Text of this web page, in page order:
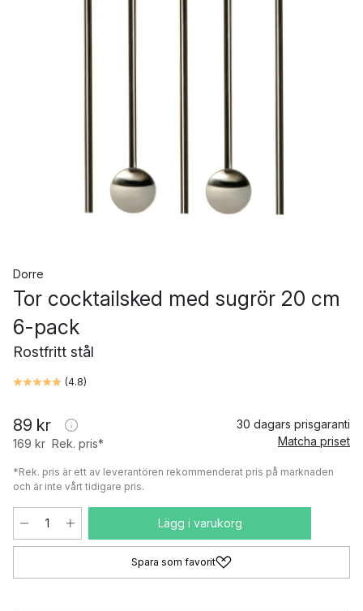
Dorre
Tor cocktailsked med sugrör 20 cm
6-pack
Rostfritt stål
(4.8)
89 kr
169 kr Rek. pris*
30 dagars prisgaranti
Matcha priset
*Rek. pris är ett av leverantören rekommenderat pris på marknaden
och är inte vårt tidigare pris.
Lägg i varukorg
Spara som favorit